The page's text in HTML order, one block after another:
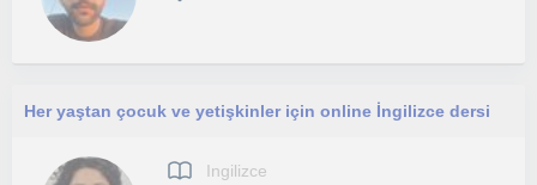
Her yaştan çocuk ve yetişkinler için online İngilizce dersi
Ingilizce